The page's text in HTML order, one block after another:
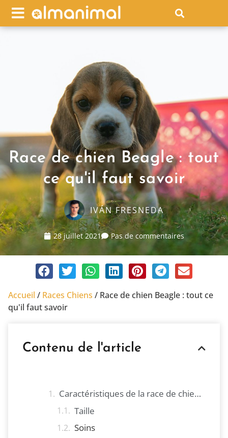
Race de chien Beagle : tout
ce qu'il faut savoir
IVÁN FRESNEDA
28 juillet 2021 Pas de commentaires
Accueil / Races Chiens / Race de chien Beagle : tout ce
qu'il faut savoir
Contenu de l'article
Caractéristiques de la race de chien Beagle
Taille
Soins